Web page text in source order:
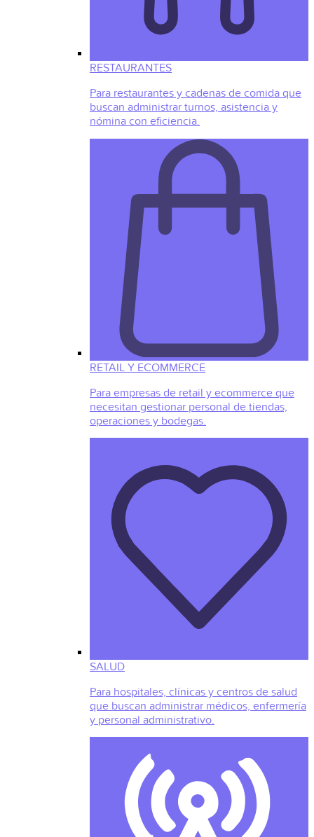
RESTAURANTES
Para restaurantes y cadenas de comida que
buscan administrar turnos, asistencia y
nómina con eficiencia.
RETAIL Y ECOMMERCE
Para empresas de retail y ecommerce que
necesitan gestionar personal de tiendas,
operaciones y bodegas.
SALUD
Para hospitales, clínicas y centros de salud
que buscan administrar médicos, enfermería
y personal administrativo.